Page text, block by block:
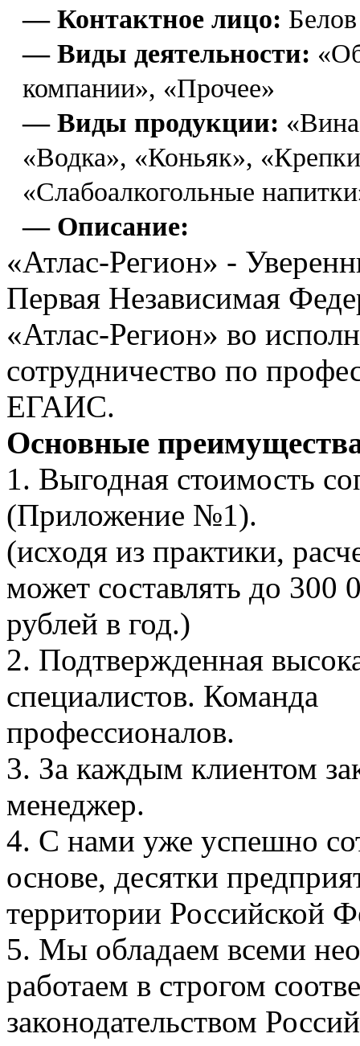
— Контактное лицо:
— Виды деятельности:
компании», «Прочее»
— Виды продукции:
«Водка», «Коньяк»,
«Слабоалкогольные
— Описание:
«Атлас-Регион» -
Первая Независимая
«Атлас-Регион» во
сотрудничество по
ЕГАИС.
Основные
1. Выгодная стоимость
(Приложение №1).
(исходя из практики,
может составлять до 300
рублей в год.)
2. Подтвержденная
специалистов. Команда
профессионалов.
3. За каждым клиентом
менеджер.
4. С нами уже успешно
основе, десятки
территории Российской
5. Мы обладаем всеми
работаем в строгом
законодательством